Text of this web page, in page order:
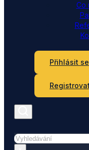
Co
Přihlásit se
Registrovat
Hledat